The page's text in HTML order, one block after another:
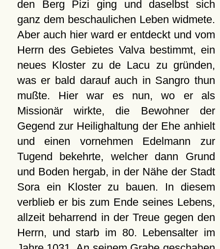
den Berg Pizi ging und daselbst sich
ganz dem beschaulichen Leben widmete.
Aber auch hier ward er entdeckt und vom
Herrn des Gebietes Valva bestimmt, ein
neues Kloster zu de Lacu zu gründen,
was er bald darauf auch in Sangro thun
mußte. Hier war es nun, wo er als
Missionär wirkte, die Bewohner der
Gegend zur Heilighaltung der Ehe anhielt
und einen vornehmen Edelmann zur
Tugend bekehrte, welcher dann Grund
und Boden hergab, in der Nähe der Stadt
Sora ein Kloster zu bauen. In diesem
verblieb er bis zum Ende seines Lebens,
allzeit beharrend in der Treue gegen den
Herrn, und starb im 80. Lebensalter im